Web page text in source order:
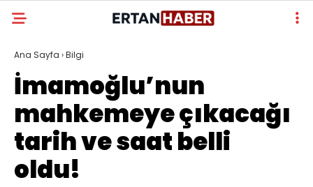
Ana Sayfa ›Bilgi
İmamoğlu’nun
mahkemeye çıkacağı
tarih ve saat belli
oldu!